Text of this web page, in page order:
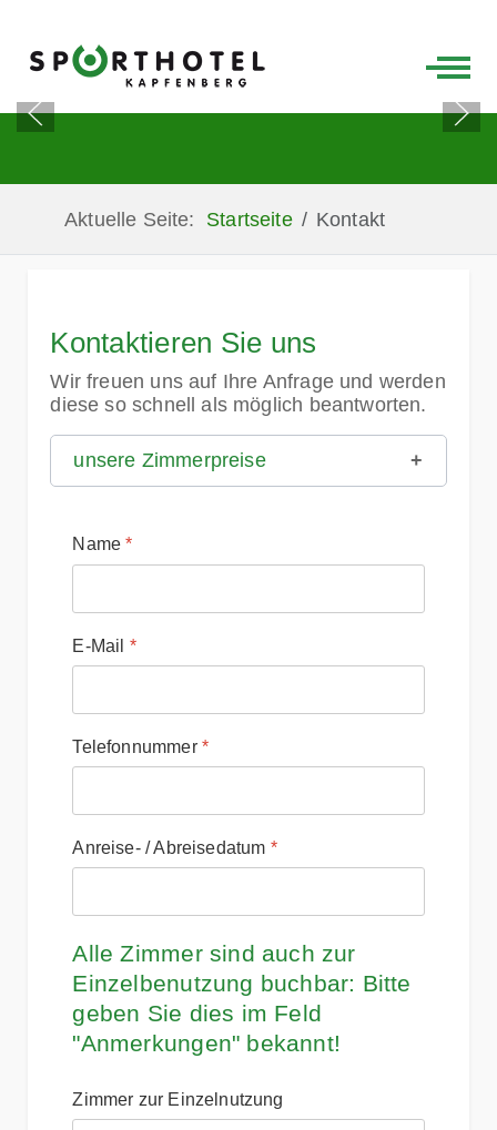
Off-
Aktuelle Seite: Startseite Kontakt
Kontaktieren Sie uns
Wir freuen uns auf Ihre Anfrage und werden
diese so schnell als möglich beantworten.
unsere Zimmerpreise
Name*
E-Mail *
Telefonnummer *
Anreise- / Abreisedatum *
Alle Zimmer sind auch zur
Einzelbenutzung buchbar: Bitte
geben Sie dies im Feld
"Anmerkungen" bekannt!
Zimmer zur Einzelnutzung